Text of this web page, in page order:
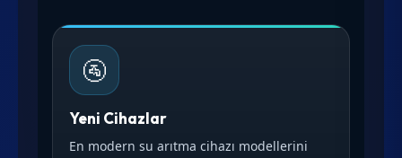
🚰
Yeni Cihazlar
En modern su arıtma cihazı modellerini